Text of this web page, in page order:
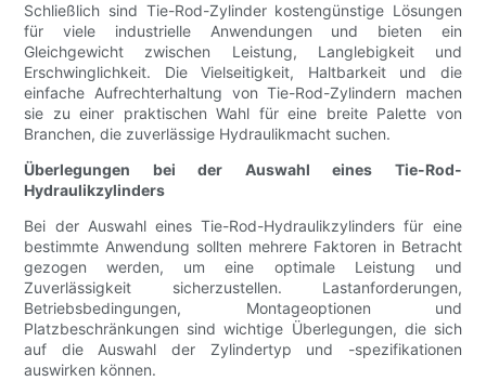
Schließlich sind Tie-Rod-Zylinder kostengünstige Lösungen
für viele industrielle Anwendungen und bieten ein
Gleichgewicht zwischen Leistung, Langlebigkeit und
Erschwinglichkeit. Die Vielseitigkeit, Haltbarkeit und die
einfache Aufrechterhaltung von Tie-Rod-Zylindern machen
sie zu einer praktischen Wahl für eine breite Palette von
Branchen, die zuverlässige Hydraulikmacht suchen.
Überlegungen bei der Auswahl eines Tie-Rod-
Hydraulikzylinders
Bei der Auswahl eines Tie-Rod-Hydraulikzylinders für eine
bestimmte Anwendung sollten mehrere Faktoren in Betracht
gezogen werden, um eine optimale Leistung und
Zuverlässigkeit sicherzustellen. Lastanforderungen,
Betriebsbedingungen, Montageoptionen und
Platzbeschränkungen sind wichtige Überlegungen, die sich
auf die Auswahl der Zylindertyp und -spezifikationen
auswirken können.